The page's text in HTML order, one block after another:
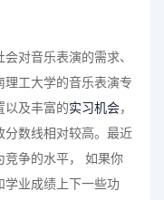
对音乐表演的需求、
工大学的音乐表演专
以及丰富的实习机会，
分数线相对较高。最近
竞争的水平， 如果你
学业成绩上下一些功